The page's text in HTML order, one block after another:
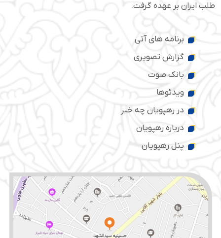
طلب ایران بر عهده گرفت.
برنامه های آتی
گزارش تصویری
بانک صوت
ویدئوها
در رهپویان چه خبر
درباره رهپویان
پنل رهپویان